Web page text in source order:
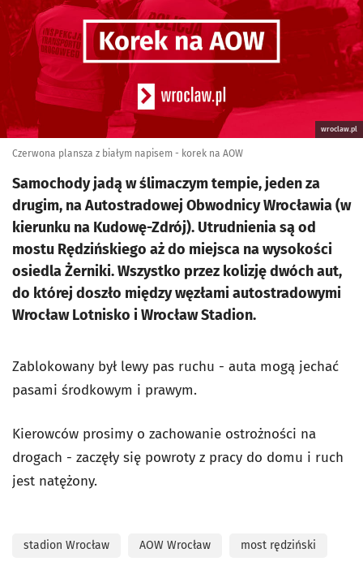
wroclaw.pl
Czerwona plansza z białym napisem - korek na AOW
Samochody jadą w ślimaczym tempie, jeden za
drugim, na Autostradowej Obwodnicy Wrocławia (w
kierunku na Kudowę-Zdrój). Utrudnienia są od
mostu Rędzińskiego aż do miejsca na wysokości
osiedla Żerniki. Wszystko przez kolizję dwóch aut,
do której doszło między węzłami autostradowymi
Wrocław Lotnisko i Wrocław Stadion.
Zablokowany był lewy pas ruchu - auta mogą jechać
pasami środkowym i prawym.
Kierowców prosimy o zachowanie ostrożności na
drogach - zaczęły się powroty z pracy do domu i ruch
jest natężony.
stadion Wrocław AOW Wrocław most rędziński